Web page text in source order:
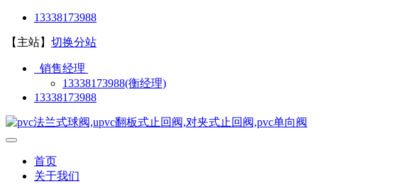
13338173988
【主站】 切换分站
销售经理
13338173988(衡经理)
13338173988
首页
关于我们